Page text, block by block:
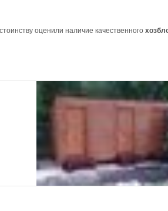
оценили наличие качественного